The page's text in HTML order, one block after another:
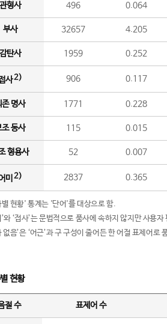
형사 496 0.064
부사 32657 4.205
탄사 1959 0.252
사2) 906 0.117
존 명사 1771 0.228
조 동사 115 0.015
형용사 52 0.007
미 2) 2837 0.365
현황' 통계는 '단어'를 대상으로 함.
와 ‘접사’는 문법적으로 품사에 속하지 않지만 사용
없음’은 ‘어근’과 구 구성이 줄어든 한 어절 표제어로
현황
절 수 표제어 수